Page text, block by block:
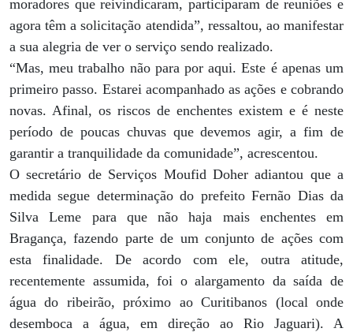
moradores que reivindicaram, participaram de reuniões e
agora têm a solicitação atendida”, ressaltou, ao manifestar
a sua alegria de ver o serviço sendo realizado.
“Mas, meu trabalho não para por aqui. Este é apenas um
primeiro passo. Estarei acompanhado as ações e cobrando
novas. Afinal, os riscos de enchentes existem e é neste
período de poucas chuvas que devemos agir, a fim de
garantir a tranquilidade da comunidade”, acrescentou.
O secretário de Serviços Moufid Doher adiantou que a
medida segue determinação do prefeito Fernão Dias da
Silva Leme para que não haja mais enchentes em
Bragança, fazendo parte de um conjunto de ações com
esta finalidade. De acordo com ele, outra atitude,
recentemente assumida, foi o alargamento da saída de
água do ribeirão, próximo ao Curitibanos (local onde
desemboca a água, em direção ao Rio Jaguari). A